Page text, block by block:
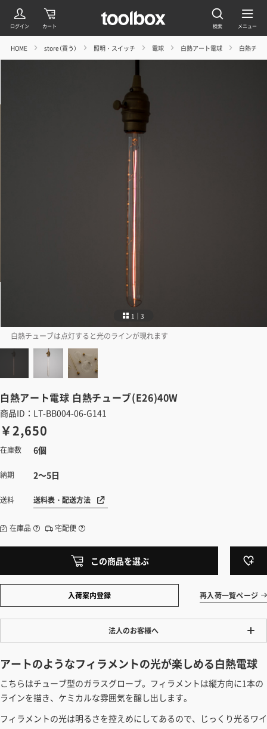
HOME store（買う） 照明・スイッチ 電球 白熱アート電球 白熱チュ
1｜3
白熱チューブは点灯すると光のラインが現れます
白熱アート電球 白熱チューブ(E26)40W
商品ID：LT-BB004-06-G141
￥2,650
在庫数 6個
納期 2～5日
送料 送料表・配送方法
在庫品 宅配便
この商品を選ぶ
入荷案内登録 再入荷一覧ページ
法人のお客様へ
法人・個人様いずれも全て一律の価格で販売しております。法人/個人
事業主様には「請求書払い」も対応しています。
「請求書払い」の詳細はこちら
アートのようなフィラメントの光が楽しめる白熱電球
こちらはチューブ型のガラスグローブ。 フィラメントは縦方向に1本の
ラインを描き、ケミカルな雰囲気を醸し出します。
フィラメントの光は明るさを控えめにしてあるので、じっくり光るワイ